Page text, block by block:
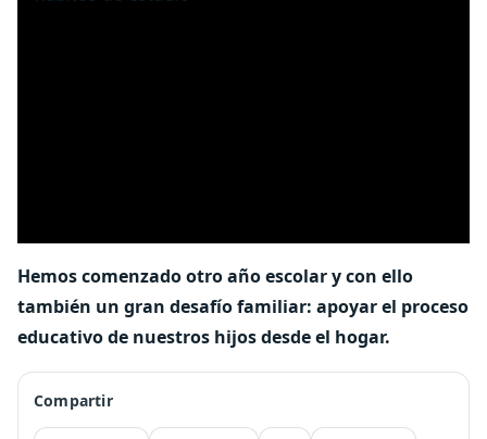
Hemos comenzado otro año escolar y con ello
también un gran desafío familiar: apoyar el proceso
educativo de nuestros hijos desde el hogar.
Compartir